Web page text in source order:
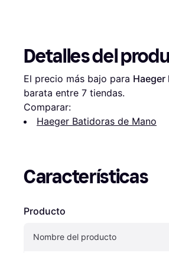
Detalles del
El precio más bajo para Haeger
barata entre 7 tiendas.
Comparar:
Haeger Batidoras de Mano
Características
Producto
Nombre del producto